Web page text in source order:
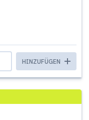
HINZUFÜGEN